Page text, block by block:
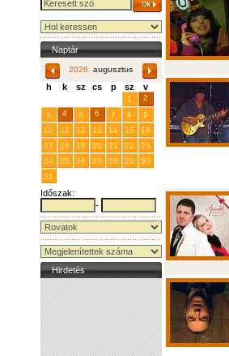
Naptár
2026. augusztus
h k sz cs p sz v
1
2
3
4 5 6 7 8
9
10
11 12 13 14 15
16
17
18 19 20 21 22
23
24
25 26 27 28 29
30
31
Időszak:
-
Hirdetés